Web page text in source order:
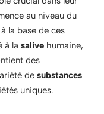
au niveau du
la base de ces
à la salive humaine,
des
de substances
uniques.